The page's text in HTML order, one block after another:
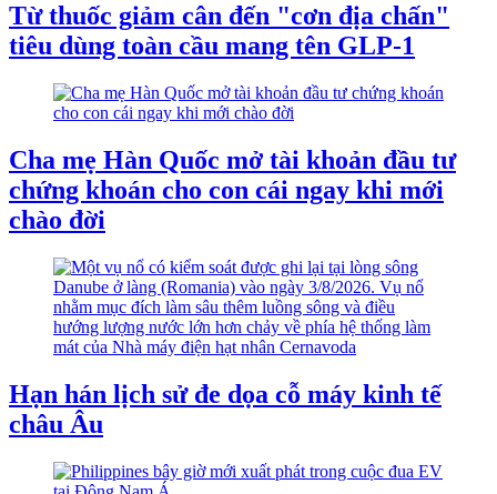
Từ thuốc giảm cân đến "cơn địa chấn"
tiêu dùng toàn cầu mang tên GLP-1
Cha mẹ Hàn Quốc mở tài khoản đầu tư
chứng khoán cho con cái ngay khi mới
chào đời
Hạn hán lịch sử đe dọa cỗ máy kinh tế
châu Âu